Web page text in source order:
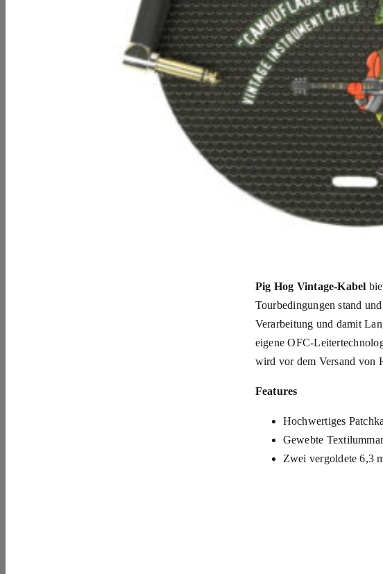
Pig Hog Vintage-Kabel
Tourbedingungen stand
Verarbeitung und damit
eigene OFC-
wird vor dem Versand von
Features
Hochwertiges
Gewebte
Zwei vergoldete 6,3